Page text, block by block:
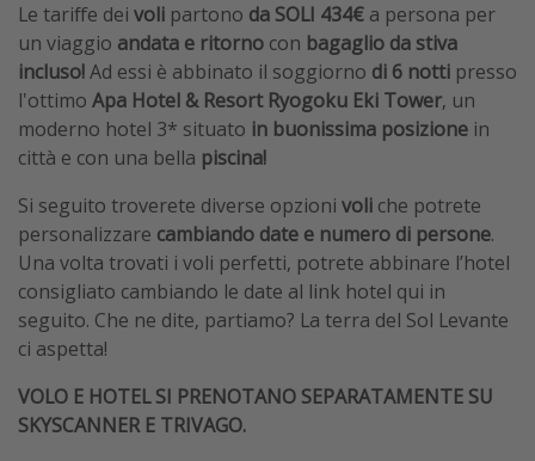
Le tariffe dei voli partono da SOLI 434€ a persona per
un viaggio andata e ritorno con bagaglio da stiva
incluso!Ad essi è abbinato il soggiorno di 6 notti presso
l'ottimo Apa Hotel & Resort Ryogoku Eki Tower, un
moderno hotel 3* situato in buonissima posizione in
città e con una bella piscina!
Si seguito troverete diverse opzioni voli che potrete
personalizzare cambiando date e numero di persone.
Una volta trovati i voli perfetti, potrete abbinare l’hotel
consigliato cambiando le date al link hotel qui in
seguito. Che ne dite, partiamo? La terra del Sol Levante
ci aspetta!
VOLO E HOTEL SI PRENOTANO SEPARATAMENTE SU
SKYSCANNER E TRIVAGO.